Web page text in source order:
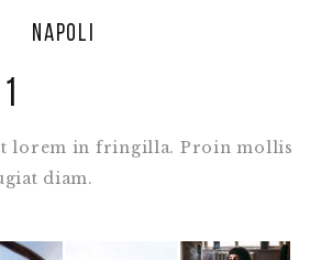
Napoli
lorem in fringilla. Proin mollis
diam.